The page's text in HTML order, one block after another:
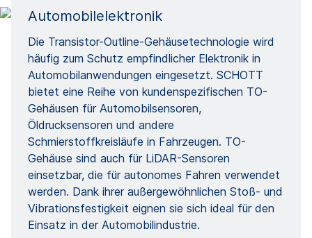
Automobilelektronik
Die Transistor-Outline-Gehäusetechnologie wird
häufig zum Schutz empfindlicher Elektronik in
Automobilanwendungen eingesetzt. SCHOTT
bietet eine Reihe von kundenspezifischen TO-
Gehäusen für Automobilsensoren,
Öldrucksensoren und andere
Schmierstoffkreisläufe in Fahrzeugen. TO-
Gehäuse sind auch für LiDAR-Sensoren
einsetzbar, die für autonomes Fahren verwendet
werden. Dank ihrer außergewöhnlichen Stoß- und
Vibrationsfestigkeit eignen sie sich ideal für den
Einsatz in der Automobilindustrie.